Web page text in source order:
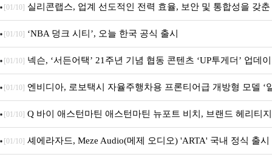
[01/10] 실리콘랩스, 업계 선도적인 전력 효율, 보안 및 통합성을 갖
블루투스 LE SoC ‘BG2B’ 공개
[01/10] ‘NBA 덩크 시티’, 오늘 한국 공식 출시
[01/10] 넥슨, ‘서든어택’ 21주년 기념 협동 콘텐츠 ‘UP투게더’ 업데
[01/10] 엔비디아, 로보택시 자율주행차용 프론티어급 개방형 모델 ‘
슈퍼’ 상업적 이용 가능
[01/10] Q 바이 애스턴마틴 애스턴마틴 뉴포트 비치, 브랜드 헤리티
리티지 에디션 컬렉션’ 공개
[01/10] 셰에라자드, Meze Audio(메제 오디오) 'ARTA' 국내 정식 출시